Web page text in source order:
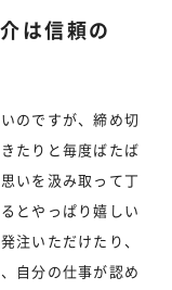
は信頼の
のですが、締め切
たりと毎度ばたば
いを汲み取って丁
とやっぱり嬉しい
注いただけたり、
自分の仕事が認め